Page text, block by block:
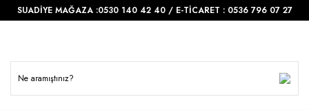
SUADİYE MAĞAZA :0530 140 42 40 / E-TİCARET : 0536 796 07 27